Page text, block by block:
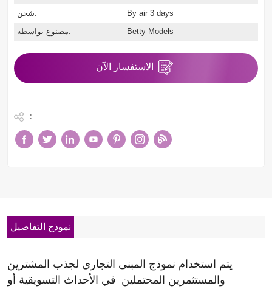
شحن:
By air 3 days
مصنوع بواسطة:
Betty Models
الاستفسار الآن
:
نموذج التفاصيل
يتم استخدام نموذج المبنى التجاري لجذب المشترين
والمستثمرين المحتملين في الأحداث التسويقية أو